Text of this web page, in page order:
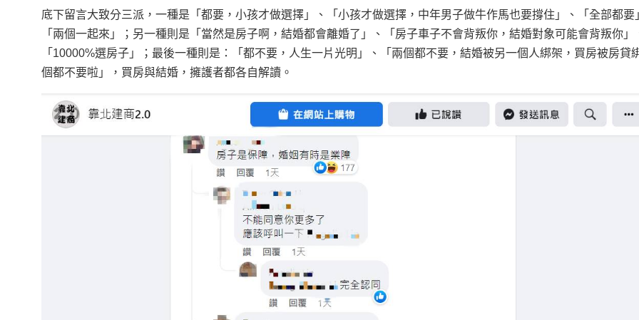
底下留言大致分三派，一種是「都要，小孩才做選擇」、「小孩才做選擇，中年男子做牛作馬也要撐住」、「全部都要
「兩個一起來」；另一種則是「當然是房子啊，結婚都會離婚了」、「房子車子不會背叛你，結婚對象可能會背叛你」
「10000%選房子」；最後一種則是：「都不要，人生一片光明」、「兩個都不要，結婚被另一個人綁架，買房被房貸
個都不要啦」，買房與結婚，擁護者都各自解讀。